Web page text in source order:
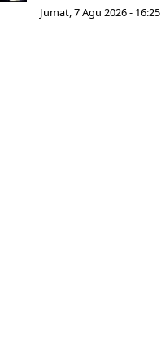
Jumat, 7 Agu 2026 - 16:25